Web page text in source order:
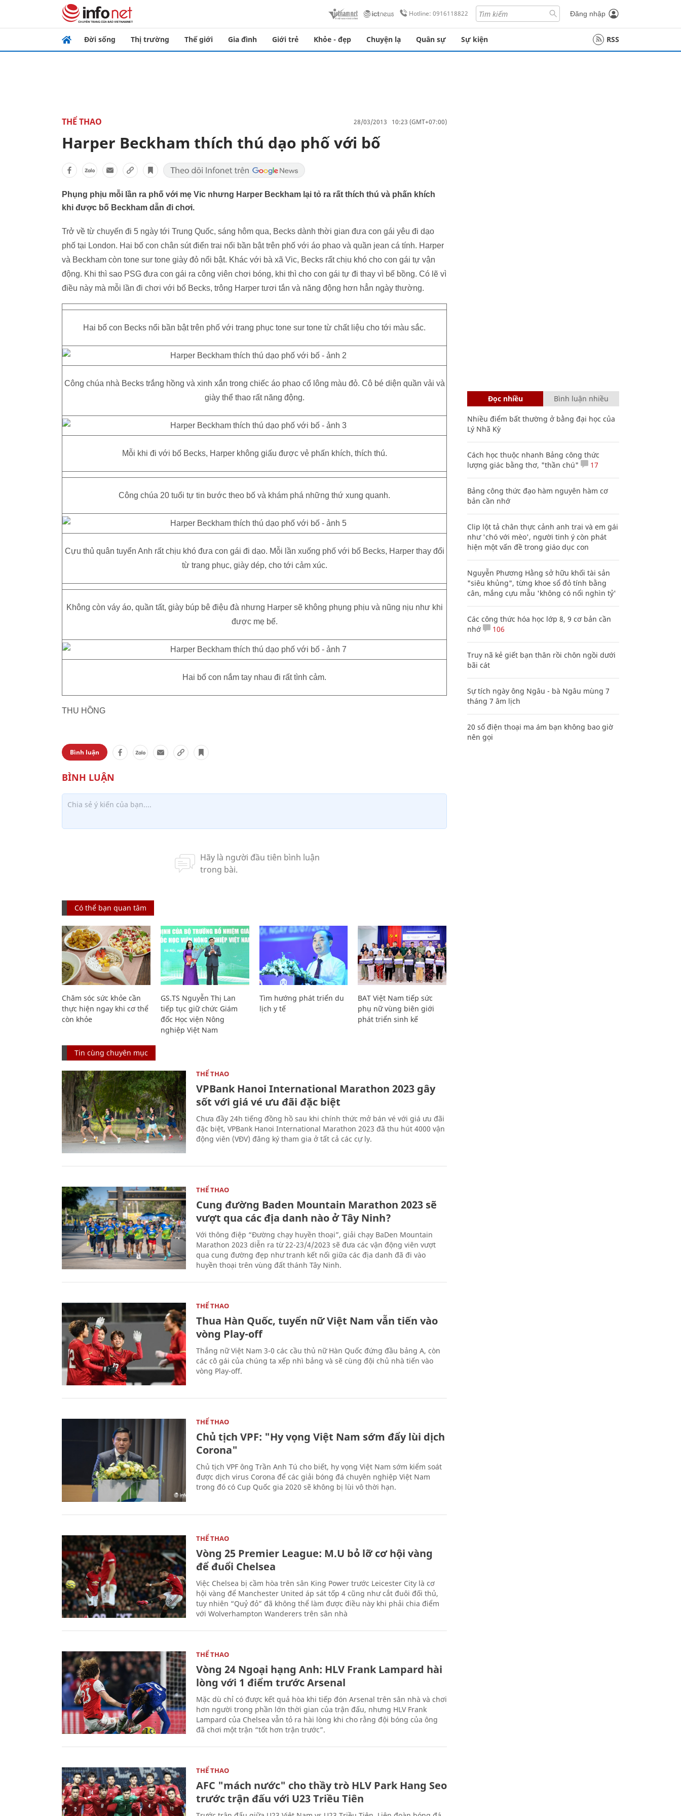
Hotline: 0916118822 Đăng nhập
Đời sống Thị trường Thế giới Gia đình Giới trẻ Khỏe - đẹp Chuyện lạ Quân sự Sự kiện RSS
THỂ THAO 28/03/2013 10:23 (GMT+07:00)
Harper Beckham thích thú dạo phố với bố
Phụng phịu mỗi lần ra phố với mẹ Vic nhưng Harper Beckham lại tỏ ra rất thích thú và phấn khích
khi được bố Beckham dẫn đi chơi.
Trở về từ chuyến đi 5 ngày tới Trung Quốc, sáng hôm qua, Becks dành thời gian đưa con gái yêu đi dạo
phố tại London. Hai bố con chân sút điển trai nổi bần bật trên phố với áo phao và quần jean cá tính. Harper
và Beckham còn tone sur tone giày đỏ nổi bật. Khác với bà xã Vic, Becks rất chịu khó cho con gái tự vận
động. Khi thì sao PSG đưa con gái ra công viên chơi bóng, khi thì cho con gái tự đi thay vì bế bồng. Có lẽ vì
điều này mà mỗi lần đi chơi với bố Becks, trông Harper tươi tắn và năng động hơn hẳn ngày thường.
Hai bố con Becks nổi bần bật trên phố với trang phục tone sur tone từ chất liệu cho tới màu sắc.
Công chúa nhà Becks trắng hồng và xinh xắn trong chiếc áo phao cổ lông màu đỏ. Cô bé diện quần vải và
giày thể thao rất năng động.
Mỗi khi đi với bố Becks, Harper không giấu được vẻ phấn khích, thích thú.
Công chúa 20 tuổi tự tin bước theo bố và khám phá những thứ xung quanh.
Cựu thủ quân tuyển Anh rất chịu khó đưa con gái đi dạo. Mỗi lần xuống phố với bố Becks, Harper thay đổi
từ trang phục, giày dép, cho tới cảm xúc.
Không còn váy áo, quần tất, giày búp bê điệu đà nhưng Harper sẽ không phụng phịu và nũng nịu như khi
được mẹ bế.
Hai bố con nắm tay nhau đi rất tình cảm.
THU HỒNG
Bình luận
Có thể bạn quan tâm
Chăm sóc sức khỏe cần
thực hiện ngay khi cơ thể
còn khỏe
GS.TS Nguyễn Thị Lan
tiếp tục giữ chức Giám
đốc Học viện Nông
nghiệp Việt Nam
Tìm hướng phát triển du
lịch y tế
BAT Việt Nam tiếp sức
phụ nữ vùng biên giới
phát triển sinh kế
Tin cùng chuyên mục
THỂ THAO
VPBank Hanoi International Marathon 2023 gây
sốt với giá vé ưu đãi đặc biệt
Chưa đầy 24h tiếng đồng hồ sau khi chính thức mở bán vé với giá ưu đãi
đặc biệt, VPBank Hanoi International Marathon 2023 đã thu hút 4000 vận
động viên (VĐV) đăng ký tham gia ở tất cả các cự ly.
THỂ THAO
Cung đường Baden Mountain Marathon 2023 sẽ
vượt qua các địa danh nào ở Tây Ninh?
Với thông điệp “Đường chạy huyền thoại”, giải chạy BaDen Mountain
Marathon 2023 diễn ra từ 22-23/4/2023 sẽ đưa các vận động viên vượt
qua cung đường đẹp như tranh kết nối giữa các địa danh đã đi vào
huyền thoại trên vùng đất thánh Tây Ninh.
THỂ THAO
Thua Hàn Quốc, tuyển nữ Việt Nam vẫn tiến vào
vòng Play-off
Thắng nữ Việt Nam 3-0 các cầu thủ nữ Hàn Quốc đứng đầu bảng A, còn
các cô gái của chúng ta xếp nhì bảng và sẽ cùng đội chủ nhà tiến vào
vòng Play-off.
THỂ THAO
Chủ tịch VPF: "Hy vọng Việt Nam sớm đẩy lùi dịch
Corona"
Chủ tịch VPF ông Trần Anh Tú cho biết, hy vọng Việt Nam sớm kiểm soát
được dịch virus Corona để các giải bóng đá chuyên nghiệp Việt Nam
trong đó có Cup Quốc gia 2020 sẽ không bị lùi vô thời hạn.
THỂ THAO
Vòng 25 Premier League: M.U bỏ lỡ cơ hội vàng
để đuổi Chelsea
Việc Chelsea bị cầm hòa trên sân King Power trước Leicester City là cơ
hội vàng để Manchester United áp sát tốp 4 cũng như cắt đuôi đối thủ,
tuy nhiên “Quỷ đỏ” đã không thể làm được điều này khi phải chia điểm
với Wolverhampton Wanderers trên sân nhà
THỂ THAO
Vòng 24 Ngoại hạng Anh: HLV Frank Lampard hài
lòng với 1 điểm trước Arsenal
Mặc dù chỉ có được kết quả hòa khi tiếp đón Arsenal trên sân nhà và chơi
hơn người trong phần lớn thời gian của trận đấu, nhưng HLV Frank
Lampard của Chelsea vẫn tỏ ra hài lòng khi cho rằng đội bóng của ông
đã chơi một trận “tốt hơn trận trước”.
THỂ THAO
AFC "mách nước" cho thầy trò HLV Park Hang Seo
trước trận đấu với U23 Triều Tiên
Đọc nhiều Bình luận nhiều
Nhiều điểm bất thường ở bằng đại học của
Lý Nhã Kỳ
Cách học thuộc nhanh Bảng công thức
lượng giác bằng thơ, "thần chú"
17
Bảng công thức đạo hàm nguyên hàm cơ
bản cần nhớ
Clip lột tả chân thực cảnh anh trai và em gái
như 'chó với mèo', người tinh ý còn phát
hiện một vấn đề trong giáo dục con
Nguyễn Phương Hằng sở hữu khối tài sản
"siêu khủng", từng khoe sổ đỏ tính bằng
cân, mắng cựu mẫu 'không có nổi nghìn tỷ'
Các công thức hóa học lớp 8, 9 cơ bản cần
nhớ
106
Truy nã kẻ giết bạn thân rồi chôn ngồi dưới
bãi cát
Sự tích ngày ông Ngâu - bà Ngâu mùng 7
tháng 7 âm lịch
20 số điện thoại ma ám bạn không bao giờ
nên gọi